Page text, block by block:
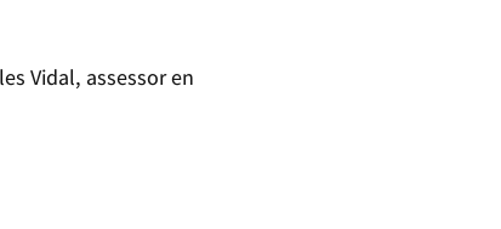
Vidal, assessor en